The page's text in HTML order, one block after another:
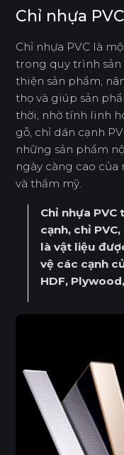
6. Chỉ dán
7. Chỉ dán
8. Chỉ dán
2. Các lỗi
cho gỗ
3. Bảo
công
4. An
không?
5. Nên
Chỉ nhựa PVC
Chỉ nhựa PVC là
trong quy trình
thiện sản phẩm,
thọ và giúp sản
thời, nhờ tính linh
gỗ, chỉ dán cạnh
những sản phẩm
ngày càng cao
và thẩm mỹ.
Chỉ nhựa PVC
cạnh, chỉ
là vật liệu
vệ các cạnh
HDF,